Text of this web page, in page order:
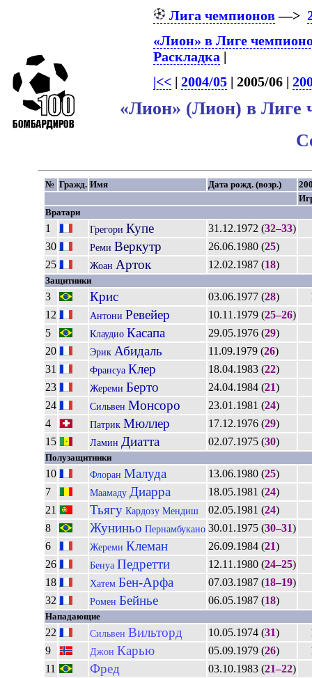
Лига чемпионов—>
«Лион» в Лиге
Раскладка |
|<<| 2004/05| 2005/06 |
«Лион» (Лион) в Лиге
№ Гражд. Имя Дата рожд. (возр.)
Вратари
1 Грегори Купе 31.12.1972 (32–33)
30
Реми Веркутр 26.06.1980 (25)
25
Жоан Арток 12.02.1987 (18)
Защитники
3 Крис 03.06.1977 (28)
12
Антони Ревейер 10.11.1979 (25–26)
5
Клаудио Касапа 29.05.1976 (29)
20
Эрик Абидаль 11.09.1979 (26)
31
Франсуа Клер 18.04.1983 (22)
23
Жереми Берто 24.04.1984 (21)
24
Сильвен Монсоро 23.01.1981 (24)
4
Патрик Мюллер 17.12.1976 (29)
15
Ламин Диатта 02.07.1975 (30)
Полузащитники
10 Флоран Малуда 13.06.1980 (25)
7
Маамаду Диарра 18.05.1981 (24)
21
ТьягуКардозу Мендиш 02.05.1981 (24)
8
Жуниньо Пернамбукано 30.01.1975 (30–31)
6
Жереми Клеман 26.09.1984 (21)
26
Бенуа Педретти 12.11.1980 (24–25)
18
Хатем Бен-Арфа 07.03.1987 (18–19)
32
Ромен Бейнье 06.05.1987 (18)
Нападающие
22 Сильвен Вильторд 10.05.1974 (31)
9
Джон Карью 05.09.1979 (26)
11
Фред 03.10.1983 (21–22)